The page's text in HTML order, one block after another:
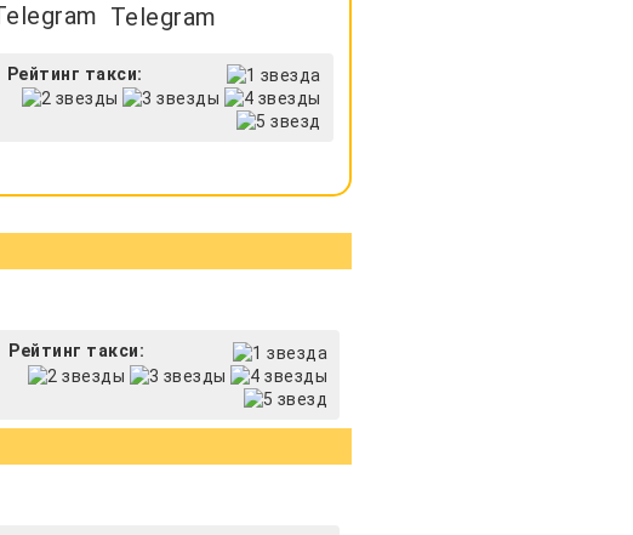
Telegram
Рейтинг такси:
Рейтинг такси: